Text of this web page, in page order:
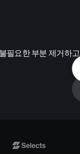
필요한 부분 제거하